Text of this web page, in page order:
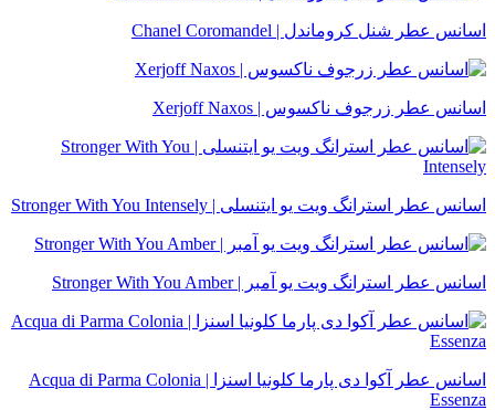
اسانس عطر شنل کروماندل | Chanel Coromandel
اسانس عطر زرجوف ناکسوس | Xerjoff Naxos
اسانس عطر استرانگ ویت یو ایتنسلی | Stronger With You Intensely
اسانس عطر استرانگ ویت یو آمبر | Stronger With You Amber
اسانس عطر آکوا دی پارما کلونیا اسنزا | Acqua di Parma Colonia
Essenza